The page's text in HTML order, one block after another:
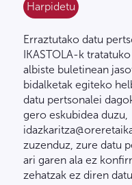
Erraztutako datu
IKASTOLA-k
albiste buletinean
bidalketak egiteko
datu pertsonalei
gero eskubidea duzu,
zuzenduz, zure datu
ari garen ala ez
zehatzak ez diren